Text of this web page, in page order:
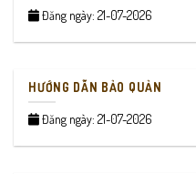
Đăng ngày: 21-07-2026
HƯỚNG DẪN BẢO QUẢN
Đăng ngày: 21-07-2026